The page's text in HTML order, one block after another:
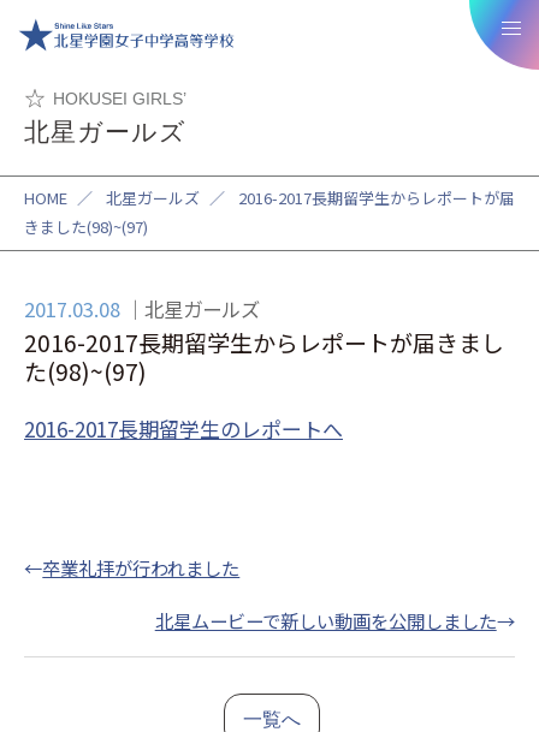
HOKUSEI GIRLS’
北星ガールズ
HOME ／ 北星ガールズ ／
2016-2017長期留学生からレポートが届
きました(98)~(97)
2017.03.08 北星ガールズ
2016-2017長期留学生からレポートが届きまし
た(98)~(97)
2016-2017長期留学生のレポートへ
←卒業礼拝が行われました
北星ムービーで新しい動画を公開しました→
一覧へ